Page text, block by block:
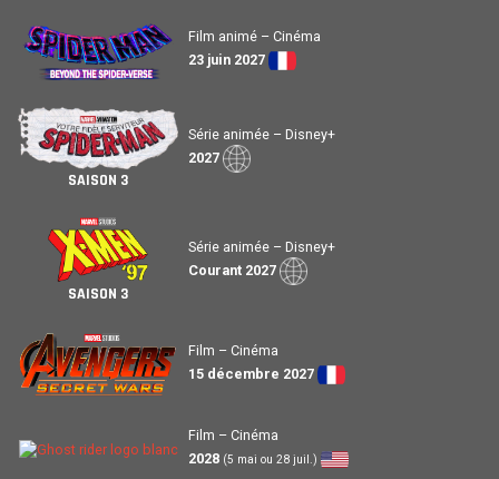
Film animé – Cinéma
23 juin 2027
SAISON 3
Série animée – Disney+
2027
SAISON 3
Série animée – Disney+
Courant 2027
Film – Cinéma
15 décembre 2027
Film – Cinéma
2028 (5 mai ou 28 juil.)